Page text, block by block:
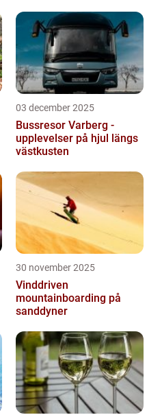
stenskulpturer
03 december 2025
Bussresor Varberg -
upplevelser på hjul längs
västkusten
30 november 2025
Vinddriven
mountainboarding på
sanddyner